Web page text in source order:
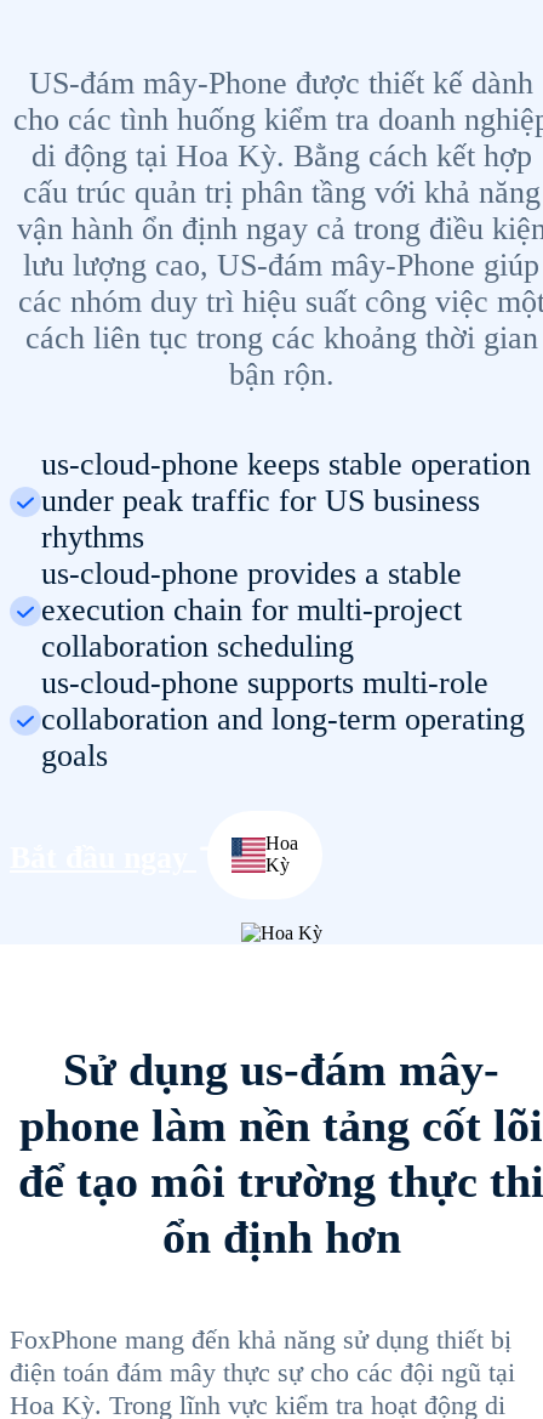
US-đám mây-Phone được thiết kế dành
cho các tình huống kiểm tra doanh
di động tại Hoa Kỳ. Bằng cách kết hợp
cấu trúc quản trị phân tầng với khả năng
vận hành ổn định ngay cả trong điều
lưu lượng cao, US-đám mây-Phone giúp
các nhóm duy trì hiệu suất công việc
cách liên tục trong các khoảng thời gian
bận rộn.
us-cloud-phone keeps stable operation
under peak traffic for US business
rhythms
us-cloud-phone provides a stable
execution chain for multi-project
collaboration scheduling
us-cloud-phone supports multi-role
collaboration and long-term operating
goals
Hoa
Kỳ
Sử dụng us-đám mây-
phone làm nền tảng cốt lõi
để tạo môi trường thực thi
ổn định hơn
FoxPhone mang đến khả năng sử dụng thiết bị
điện toán đám mây thực sự cho các đội ngũ tại
Hoa Kỳ. Trong lĩnh vực kiểm tra hoạt động di